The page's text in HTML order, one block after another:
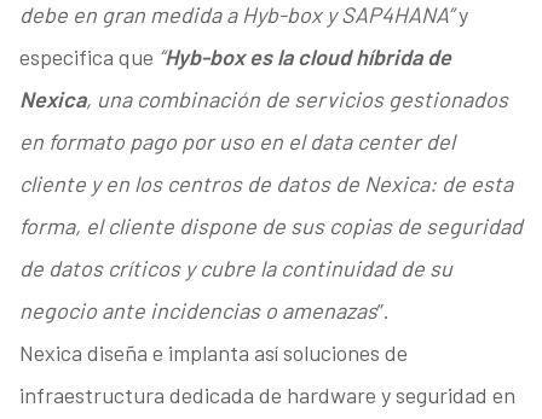
debe en gran medida a Hyb-box y SAP4HANA”y
especifica que “Hyb-box es la cloud híbrida de
Nexica, una combinación de servicios gestionados
en formato pago por uso en el data center del
cliente y en los centros de datos de Nexica: de esta
forma, el cliente dispone de sus copias de seguridad
de datos críticos y cubre la continuidad de su
negocio ante incidencias o amenazas”.
Nexica diseña e implanta así soluciones de
infraestructura dedicada de hardware y seguridad en